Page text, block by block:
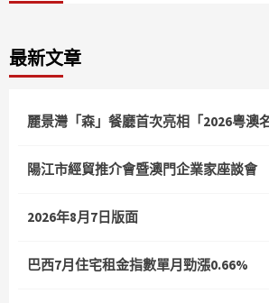
最新文章
麗景灣「森」餐廳首次亮相「2026粵澳
陽江市經貿推介會暨澳門企業家座談會
2026年8月7日版面
巴西7月住宅租金指數單月勁漲0.66%